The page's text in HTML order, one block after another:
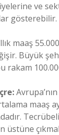
ve
gösterebilir.
maaş
Büyük
rakam
maaş
üstüne